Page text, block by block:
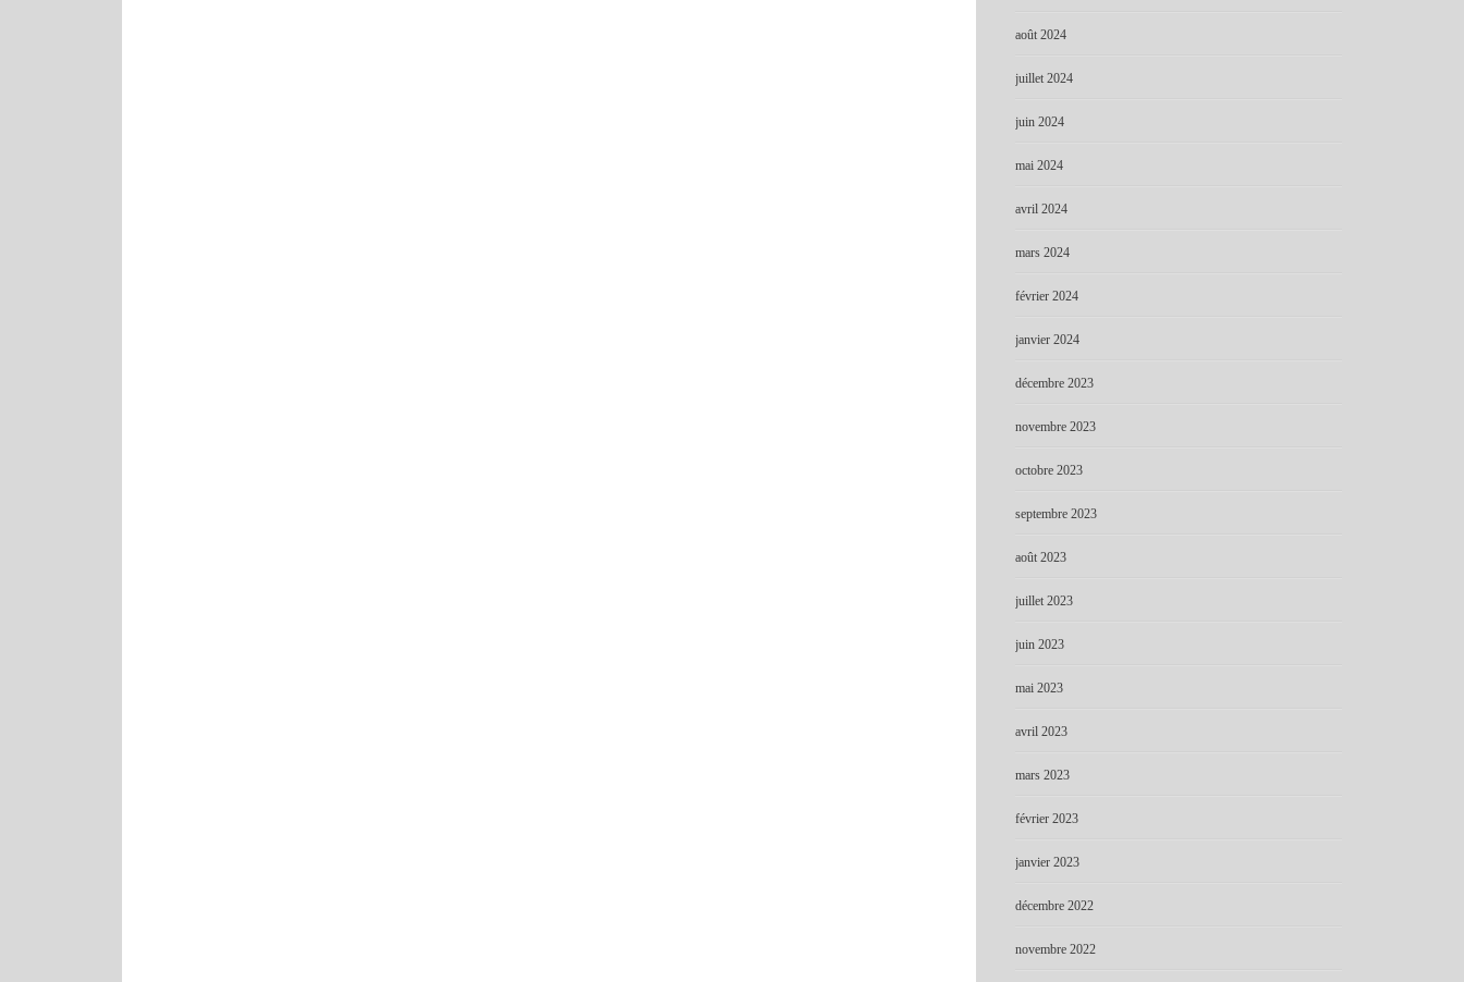
août 2024
juillet 2024
juin 2024
mai 2024
avril 2024
mars 2024
février 2024
janvier 2024
décembre 2023
novembre 2023
octobre 2023
septembre 2023
août 2023
juillet 2023
juin 2023
mai 2023
avril 2023
mars 2023
février 2023
janvier 2023
décembre 2022
novembre 2022